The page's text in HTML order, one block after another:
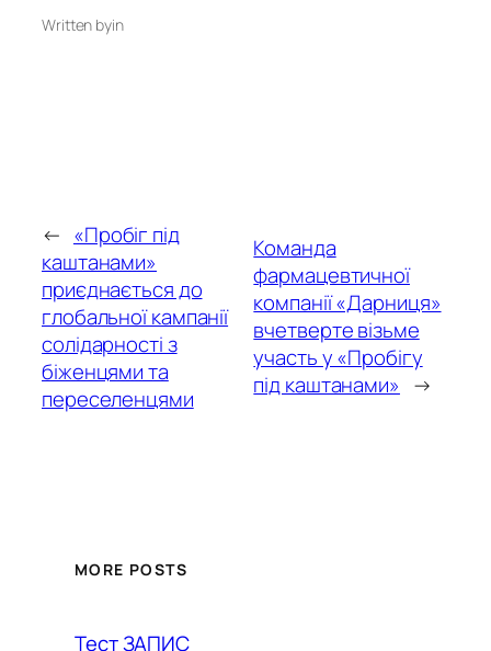
Written byin
← «Пробіг під
каштанами»
приєднається до
глобальної кампанії
солідарності з
біженцями та
переселенцями
Команда
фармацевтичної
компанії «Дарниця»
вчетверте візьме
участь у «Пробігу
під каштанами» →
MORE POSTS
Тест ЗАПИС